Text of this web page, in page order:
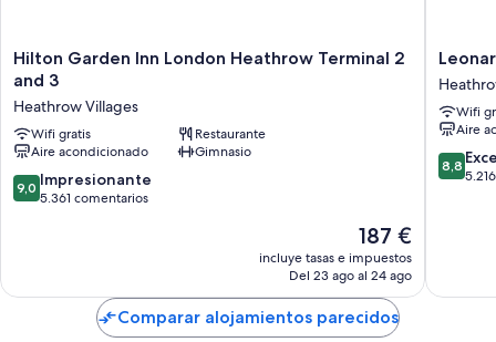
Duchas, artículos de higiene personal gratuitos y secadores de pelo
Televisiones de pantalla plana de 40 pulgadas con canales por cable
Hervidores eléctricos, calefacción y servicio de limpieza diario
Hilton
Garden
London
Heathrow
Terminal
2
and
Hilton Garden Inn London Heathrow Terminal 2
and 3
Heathrow Villages
Wifi gratis
Restaurante
Aire acondicionado
Gimnasio
9.0
sobre
9,0 Impresionante
5.361 comentarios
El
precio
actual
de
187 €
187 €
incluye tasas e impuestos
Del 23 ago al 24 ago
London
Airport
Villages
Wifi
Aire
8.8
sobre
8,8
Comparar alojamientos parecidos